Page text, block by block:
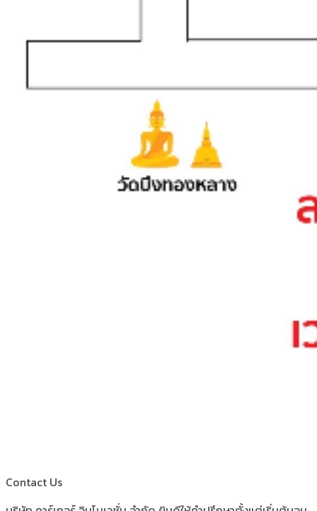
Contact Us